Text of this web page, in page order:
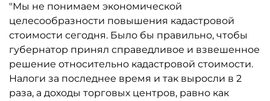
"Мы не понимаем экономической
целесообразности повышения кадастровой
стоимости сегодня. Было бы правильно, чтобы
губернатор принял справедливое и взвешенное
решение относительно кадастровой стоимости.
Налоги за последнее время и так выросли в 2
раза, а доходы торговых центров, равно как